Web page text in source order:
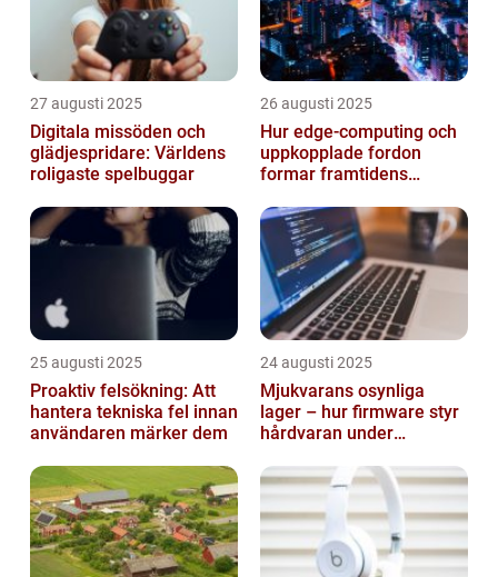
27 augusti 2025
Digitala missöden och
glädjespridare: Världens
roligaste spelbuggar
26 augusti 2025
Hur edge‑computing och
uppkopplade fordon
formar framtidens
25 augusti 2025
Proaktiv felsökning: Att
hantera tekniska fel innan
användaren märker dem
24 augusti 2025
Mjukvarans osynliga
lager – hur firmware styr
hårdvaran under